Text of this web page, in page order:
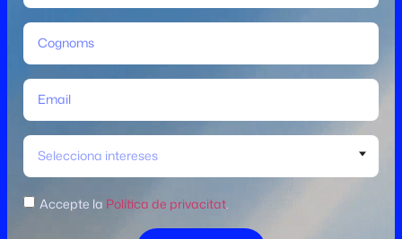
Selecciona intereses
Accepte la Política de privacitat